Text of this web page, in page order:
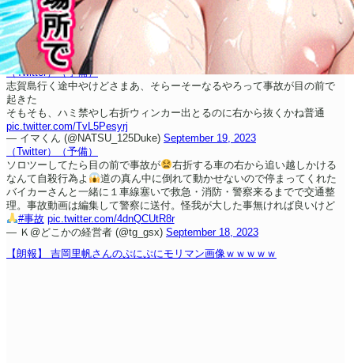
（Twitter）（予備）
志賀島行く途中やけどさ まあ、そらーそーなるやろって事故が目の前で
起きた
そもそも、ハミ禁やし右折ウィンカー出とるのに右から抜くかね普通
pic.twitter.com/TvL5Pesyrj
— イマくん (@NATSU_125Duke) September 19, 2023
（Twitter）
（予備）
ソロツーしてたら目の前で事故が
右折する車の右から追い越しかける
なんて自殺行為よ
道の真ん中に倒れて動かせないので停まってくれた
バイカーさんと一緒に１車線塞いで救急・消防・警察来るまでで交通整
理。事故動画は編集して警察に送付。怪我が大した事無ければ良いけど
#事故 pic.twitter.com/4dnQCUtR8r
— Ｋ@どこかの経営者 (@tg_gsx) September 18, 2023
【朗報】 吉岡里帆さんのぷにぷにモリマン画像ｗｗｗｗｗ